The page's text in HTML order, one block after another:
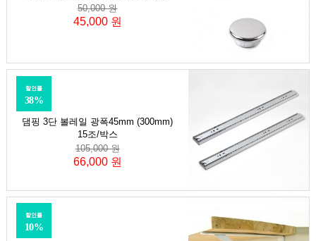
50,000 원
45,000 원
댐핑 3단 볼레일 광폭45mm (300mm)
15조/박스
할인률
38%
105,000 원
66,000 원
할인률
10%